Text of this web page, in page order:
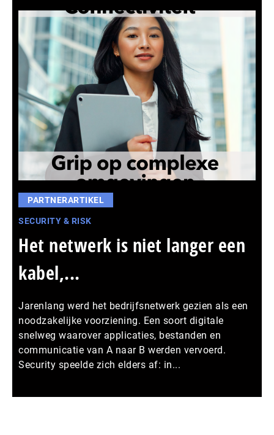
PARTNERARTIKEL
SECURITY & RISK
Het netwerk is niet langer een
kabel,...
Jarenlang werd het bedrijfsnetwerk gezien als een
noodzakelijke voorziening. Een soort digitale
snelweg waarover applicaties, bestanden en
communicatie van A naar B werden vervoerd.
Security speelde zich elders af: in...